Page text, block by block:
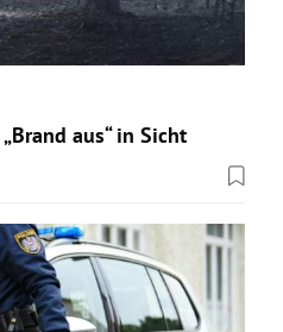
aus“ in Sicht